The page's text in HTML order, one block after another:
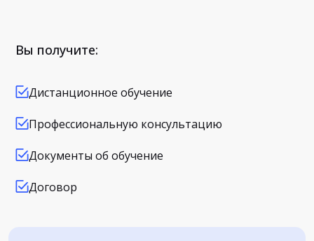
Вы получите:
Дистанционное обучение
Профессиональную консультацию
Документы об обучение
Договор